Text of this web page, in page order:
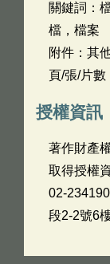
關鍵詞：
檔，檔案
附件：其
頁/張/片數
授權資訊
著作財產
取得授權
02-
段2-2號6